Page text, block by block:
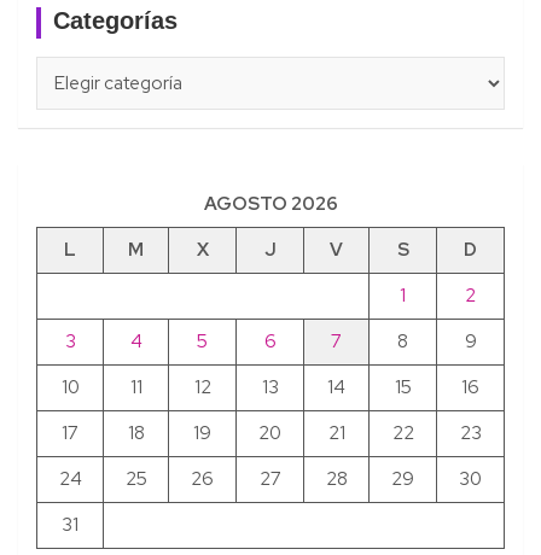
Categorías
AGOSTO 2026
L
M X J V S
D
1
2
3
4 5 6 7 8
9
10
11 12 13 14 15
16
17
18 19 20 21 22
23
24
25 26 27 28 29
30
31